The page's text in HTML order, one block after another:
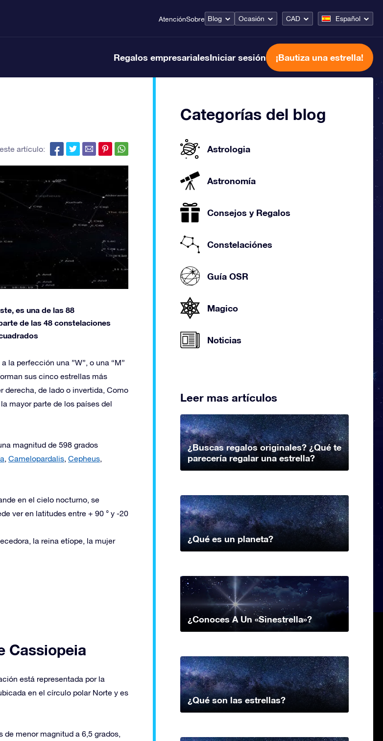
AtenciónSobre Blog Ocasión CAD Español
Regalos empresarialesIniciar sesión ¡Bautiza una estrella!
artículo:
es una de las 88
de las 48 constelaciones
la perfección una ”W”, o una “M”
sus cinco estrellas más
derecha, de lado o invertida, Como
mayor parte de los países del
magnitud de 598 grados
, Camelopardalis, Cepheus,
en el cielo nocturno, se
ver en latitudes entre + 90 ° y -20
la reina etíope, la mujer
Cassiopeia
está representada por la
en el círculo polar Norte y es
menor magnitud a 6,5 grados,
Categorías del blog
Astrologia
Astronomía
Consejos y Regalos
Constelaciónes
Guía OSR
Magico
Noticias
Leer mas artículos
¿Buscas regalos originales? ¿Qué te
parecería regalar una estrella?
¿Qué es un planeta?
¿Conoces A Un «Sinestrella»?
¿Qué son las estrellas?